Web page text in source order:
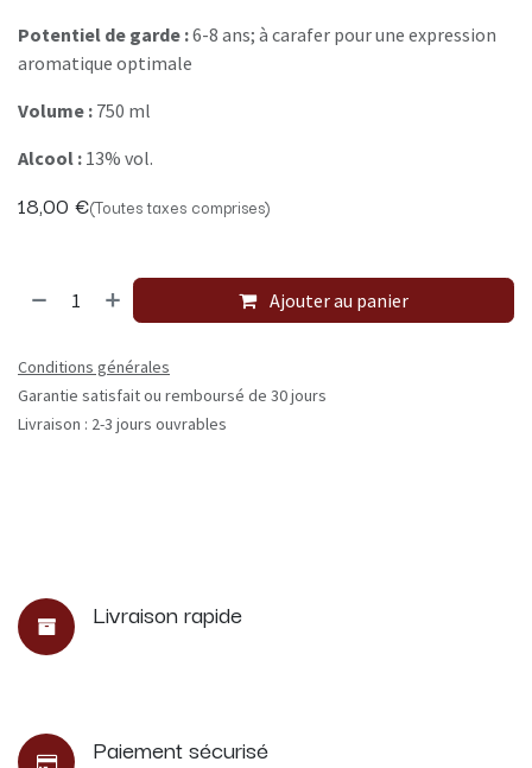
Potentiel de garde :6-8 ans; à carafer pour une expression
aromatique optimale
Volume : 750 ml
Alcool : 13% vol.
18,00 €(Toutes taxes comprises)
Ajouter au panier
Conditions générales
Garantie satisfait ou remboursé de 30 jours
Livraison : 2-3 jours ouvrables
Livraison rapide
Paiement sécurisé